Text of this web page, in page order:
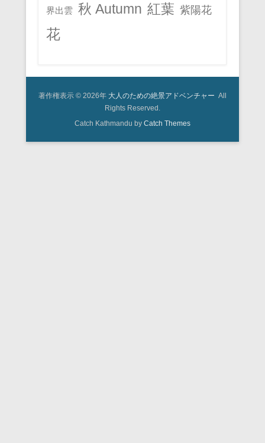
界出雲 秋 Autumn 紅葉 紫陽花
花
著作権表示 © 2026年 大人のための絶景アドベンチャー All
Rights Reserved.
Catch Kathmandu by Catch Themes